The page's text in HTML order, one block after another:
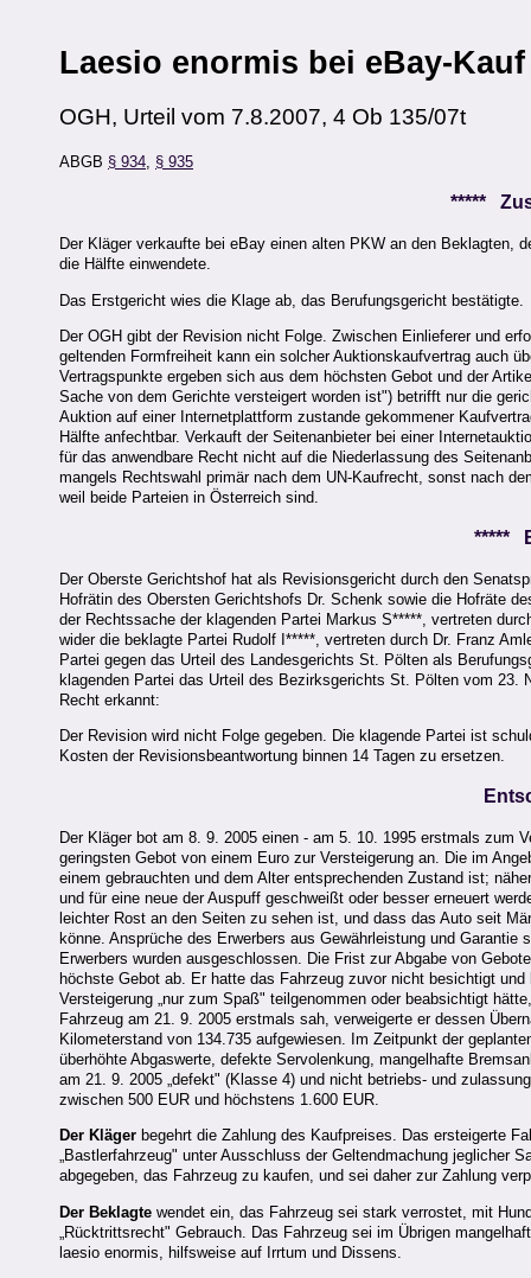
Laesio enormis bei eBay-Kauf
OGH, Urteil vom 7.8.2007, 4 Ob 135/07t
ABGB § 934, § 935
*****
Der Kläger verkaufte bei eBay einen alten PKW an den Beklagten,
die Hälfte einwendete.
Das Erstgericht wies die Klage ab, das Berufungsgericht bestätigte.
Der OGH gibt der Revision nicht Folge. Zwischen Einlieferer und
geltenden Formfreiheit kann ein solcher Auktionskaufvertrag auch
Vertragspunkte ergeben sich aus dem höchsten Gebot und der
Sache von dem Gerichte versteigert worden ist") betrifft nur die
Auktion auf einer Internetplattform zustande gekommener
Hälfte anfechtbar. Verkauft der Seitenanbieter bei einer
für das anwendbare Recht nicht auf die Niederlassung des
mangels Rechtswahl primär nach dem UN-Kaufrecht, sonst nach
weil beide Parteien in Österreich sind.
*****
Der Oberste Gerichtshof hat als Revisionsgericht durch den
Hofrätin des Obersten Gerichtshofs Dr. Schenk sowie die Hofräte
der Rechtssache der klagenden Partei Markus S*****, vertreten
wider die beklagte Partei Rudolf I*****, vertreten durch Dr. Franz
Partei gegen das Urteil des Landesgerichts St. Pölten als
klagenden Partei das Urteil des Bezirksgerichts St. Pölten vom
Recht erkannt:
Der Revision wird nicht Folge gegeben. Die klagende Partei ist
Kosten der Revisionsbeantwortung binnen 14 Tagen zu ersetzen.
Der Kläger bot am 8. 9. 2005 einen - am 5. 10. 1995 erstmals zum
geringsten Gebot von einem Euro zur Versteigerung an. Die im
einem gebrauchten und dem Alter entsprechenden Zustand ist;
und für eine neue der Auspuff geschweißt oder besser erneuert
leichter Rost an den Seiten zu sehen ist, und dass das Auto seit
könne. Ansprüche des Erwerbers aus Gewährleistung und
Erwerbers wurden ausgeschlossen. Die Frist zur Abgabe von
höchste Gebot ab. Er hatte das Fahrzeug zuvor nicht besichtigt
Versteigerung „nur zum Spaß" teilgenommen oder beabsichtigt
Fahrzeug am 21. 9. 2005 erstmals sah, verweigerte er dessen
Kilometerstand von 134.735 aufgewiesen. Im Zeitpunkt der
überhöhte Abgaswerte, defekte Servolenkung, mangelhafte
am 21. 9. 2005 „defekt" (Klasse 4) und nicht betriebs- und
zwischen 500 EUR und höchstens 1.600 EUR.
Der Kläger begehrt die Zahlung des Kaufpreises. Das ersteigerte
„Bastlerfahrzeug" unter Ausschluss der Geltendmachung jeglicher
abgegeben, das Fahrzeug zu kaufen, und sei daher zur Zahlung
Der Beklagte wendet ein, das Fahrzeug sei stark verrostet, mit
„Rücktrittsrecht" Gebrauch. Das Fahrzeug sei im Übrigen
laesio enormis, hilfsweise auf Irrtum und Dissens.